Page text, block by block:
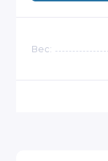
Вес: